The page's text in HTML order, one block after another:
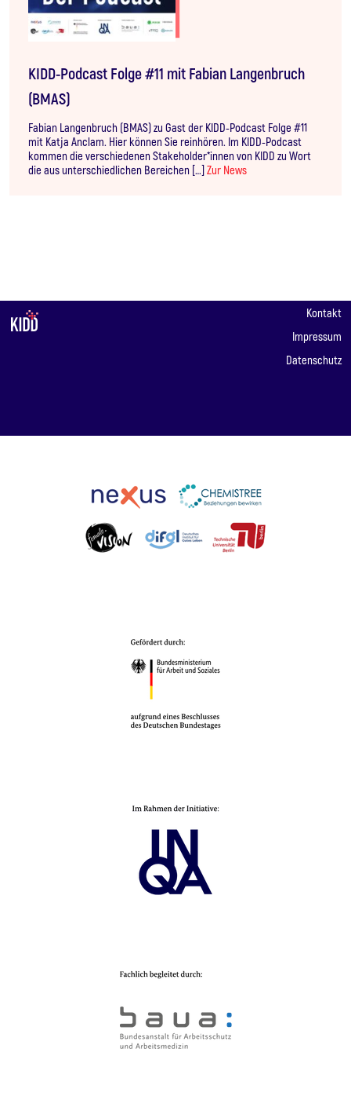
KIDD-Podcast Folge #11 mit Fabian Langenbruch
(BMAS)
Fabian Langenbruch (BMAS) zu Gast der KIDD-Podcast Folge #11
mit Katja Anclam. Hier können Sie reinhören. Im KIDD-Podcast
kommen die verschiedenen Stakeholder*innen von KIDD zu Wort
die aus unterschiedlichen Bereichen […]Zur News
Kontakt
Impressum
Datenschutz